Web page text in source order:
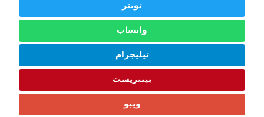
تويتر
واتساب
تيليجرام
بينتريست
ويبو